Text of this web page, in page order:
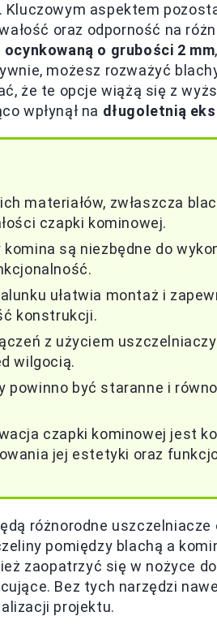
. Kluczowym aspektem
oraz odporność na
ocynkowaną o grubości 2 mm
możesz rozważyć
że te opcje wiążą się z
wpłynął na długoletnią
materiałów, zwłaszcza
czapki kominowej.
komina są niezbędne do
ułatwia montaż i
konstrukcji.
z użyciem
wilgocią.
powinno być staranne i
czapki kominowej jest
jej estetyki oraz
różnorodne
pomiędzy blachą a
zaopatrzyć się w nożyce
Bez tych narzędzi
projektu.